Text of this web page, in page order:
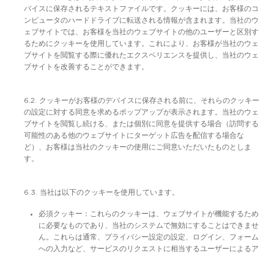
バイスに保存されるテキストファイルです。クッキーには、お客様のコ
ンピュータのハードドライブに転送される情報が含まれます。当社のウ
ェブサイトでは、お客様を当社のウェブサイトの他のユーザーと区別す
るためにクッキーを使用しています。これにより、お客様が当社のウェ
ブサイトを閲覧する際に優れたエクスペリエンスを提供し、当社のウェ
ブサイトを改善することができます。
6.2. クッキーがお客様のデバイスに保存される前に、それらのクッキー
の設定に対する同意を求めるポップアップが表示されます。当社のウェ
ブサイトを閲覧し続ける、または個別に同意を提供する場合（訪問する
可能性のある他のウェブサイトにターゲット広告を配信する場合な
ど）、お客様は当社のクッキーの使用にご同意いただいたものとしま
す。
6.3. 当社は以下のクッキーを使用しています。
必須クッキー：これらのクッキーは、ウェブサイトが機能するため
に必要なものであり、当社のシステムで無効にすることはできませ
ん。これらは通常、プライバシー設定の設定、ログイン、フォーム
への入力など、サービスのリクエストに相当するユーザーによるア